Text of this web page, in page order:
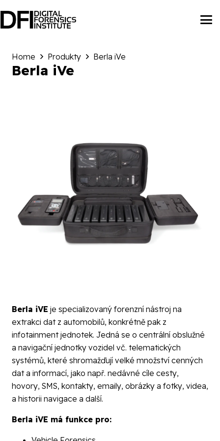
Home Produkty Berla iVe
Berla iVe
Berla iVE je specializovaný forenzní nástroj na
extrakci dat z automobilů, konkrétně pak z
infotainment jednotek. Jedná se o centrální obslužné
a navigační jednotky vozidel vč. telematických
systémů, které shromažďují velké množství cenných
dat a informací, jako např. nedávné cíle cesty,
hovory, SMS, kontakty, emaily, obrázky a fotky, videa,
a historii navigace a další.
Berla iVE má funkce pro: